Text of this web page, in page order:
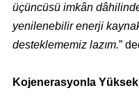
üçüncüsü imkân
yenilenebilir enerji
desteklememiz lazım.”
Kojenerasyonla